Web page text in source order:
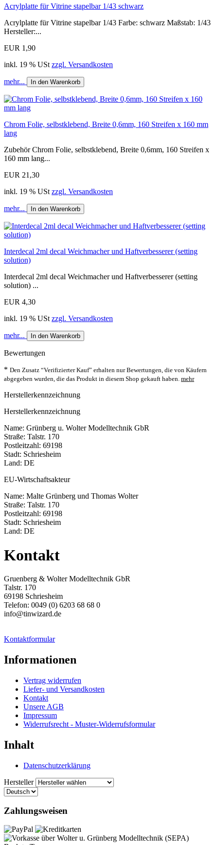
Acrylplatte für Vitrine stapelbar 1/43 schwarz
Acrylplatte für Vitrine stapelbar 1/43 Farbe: schwarz Maßstab: 1/43
Hersteller:...
EUR 1,90
inkl. 19 % USt zzgl. Versandkosten
mehr... In den Warenkorb
Chrom Folie, selbstklebend, Breite 0,6mm, 160 Streifen x 160 mm
lang
Zubehör Chrom Folie, selbstklebend, Breite 0,6mm, 160 Streifen x
160 mm lang...
EUR 21,30
inkl. 19 % USt zzgl. Versandkosten
mehr... In den Warenkorb
Interdecal 2ml decal Weichmacher und Haftverbesserer (setting
solution)
Interdecal 2ml decal Weichmacher und Haftverbesserer (setting
solution) ...
EUR 4,30
inkl. 19 % USt zzgl. Versandkosten
mehr... In den Warenkorb
Bewertungen
* Den Zusatz “Verifizierter Kauf” erhalten nur Bewertungen, die von Käufern
abgegeben wurden, die das Produkt in diesem Shop gekauft haben. mehr
Herstellerkennzeichnung
Herstellerkennzeichnung
Name: Grünberg u. Wolter Modelltechnik GbR
Straße: Talstr. 170
Postleitzahl: 69198
Stadt: Schriesheim
Land: DE
EU-Wirtschaftsakteur
Name: Malte Grünberg und Thomas Wolter
Straße: Talstr. 170
Postleitzahl: 69198
Stadt: Schriesheim
Land: DE
Kontakt
Gruenberg & Wolter Modelltechnik GbR
Talstr. 170
69198 Schriesheim
Telefon: 0049 (0) 6203 68 68 0
info@tinwizard.de
Kontaktformular
Informationen
Vertrag widerrufen
Liefer- und Versandkosten
Kontakt
Unsere AGB
Impressum
Widerrufsrecht - Muster-Widerrufsformular
Inhalt
Datenschutzerklärung
Hersteller
Zahlungsweisen